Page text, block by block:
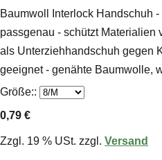
Baumwoll Interlock Handschuh
passgenau - schützt Materialien
als Unterziehhandschuh gegen
geeignet - genähte Baumwolle,
Größe::
0,79 €
Zzgl. 19 % USt. zzgl. Versand